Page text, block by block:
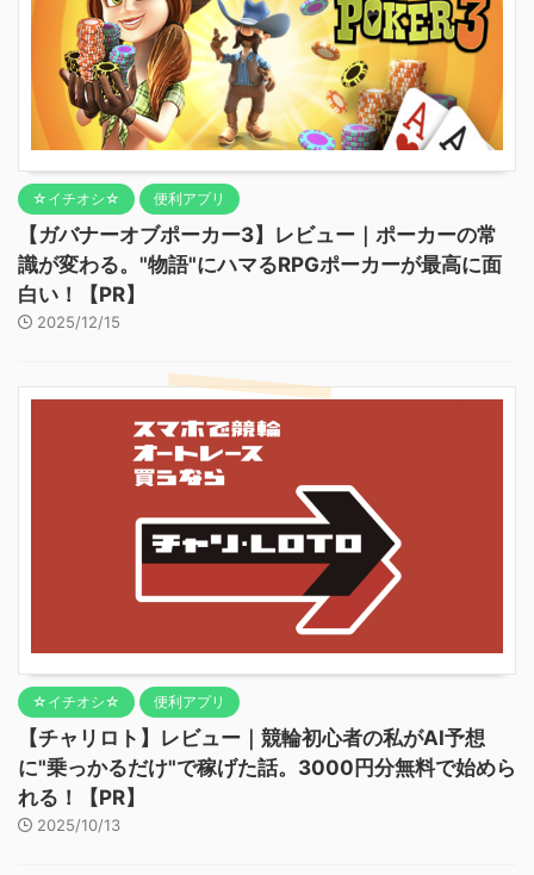
☆イチオシ☆ 便利アプリ
【ガバナーオブポーカー3】レビュー｜ポーカーの常
識が変わる。"物語"にハマるRPGポーカーが最高に面
白い！【PR】
2025/12/15
☆イチオシ☆ 便利アプリ
【チャリロト】レビュー｜競輪初心者の私がAI予想
に"乗っかるだけ"で稼げた話。3000円分無料で始めら
れる！【PR】
2025/10/13